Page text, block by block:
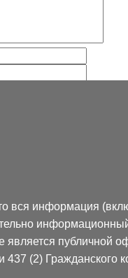
вся информация
является публичной
(2) Гражданского